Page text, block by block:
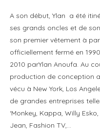
A son début, Ylan a été
ses grands oncles et de
son premier vêtement à
officiellement fermé en
2010 parYlan Anoufa. Au
production de conception
vécu à New York, Los
de grandes entreprises
‘Monkey, Kappa, Willy
Jean, Fashion TV,…